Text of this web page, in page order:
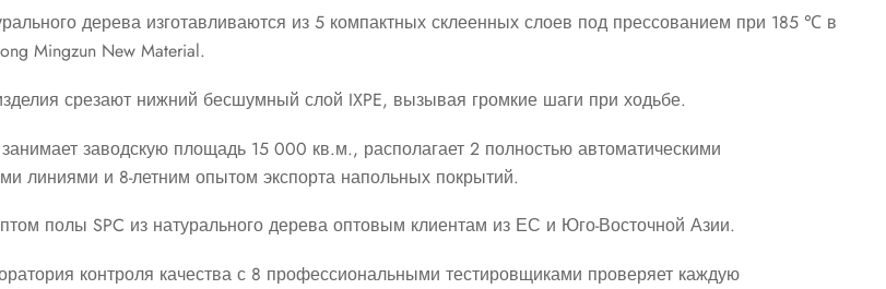
дерева изготавливаются из 5 компактных склеенных слоев под прессованием при 185 ℃ в
Mingzun New Material.
срезают нижний бесшумный слой IXPE, вызывая громкие шаги при ходьбе.
занимает заводскую площадь 15 000 кв.м., располагает 2 полностью автоматическими
линиями и 8-летним опытом экспорта напольных покрытий.
полы SPC из натурального дерева оптовым клиентам из ЕС и Юго-Восточной Азии.
контроля качества с 8 профессиональными тестировщиками проверяет каждую